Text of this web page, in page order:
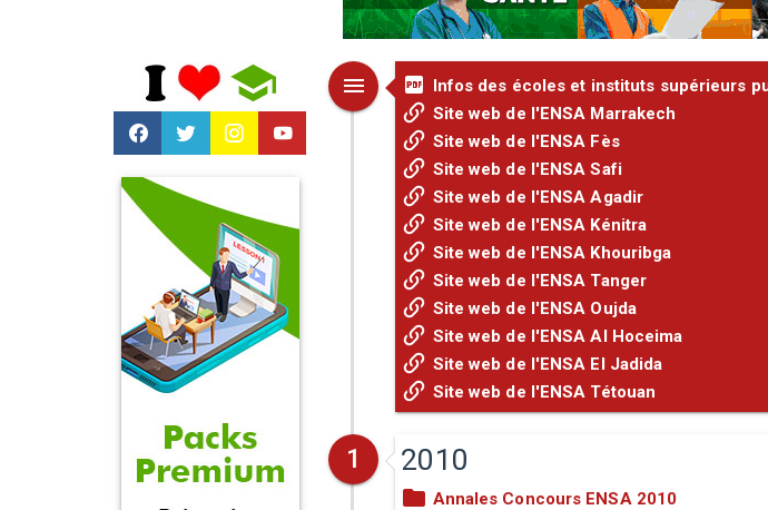
Infos des écoles et instituts supérieurs
Site web de l'ENSA Marrakech
Site web de l'ENSA Fès
Site web de l'ENSA Safi
Site web de l'ENSA Agadir
Site web de l'ENSA Kénitra
Site web de l'ENSA Khouribga
Site web de l'ENSA Tanger
Site web de l'ENSA Oujda
Site web de l'ENSA Al Hoceima
Site web de l'ENSA El Jadida
Site web de l'ENSA Tétouan
1 2010
Annales Concours ENSA 2010